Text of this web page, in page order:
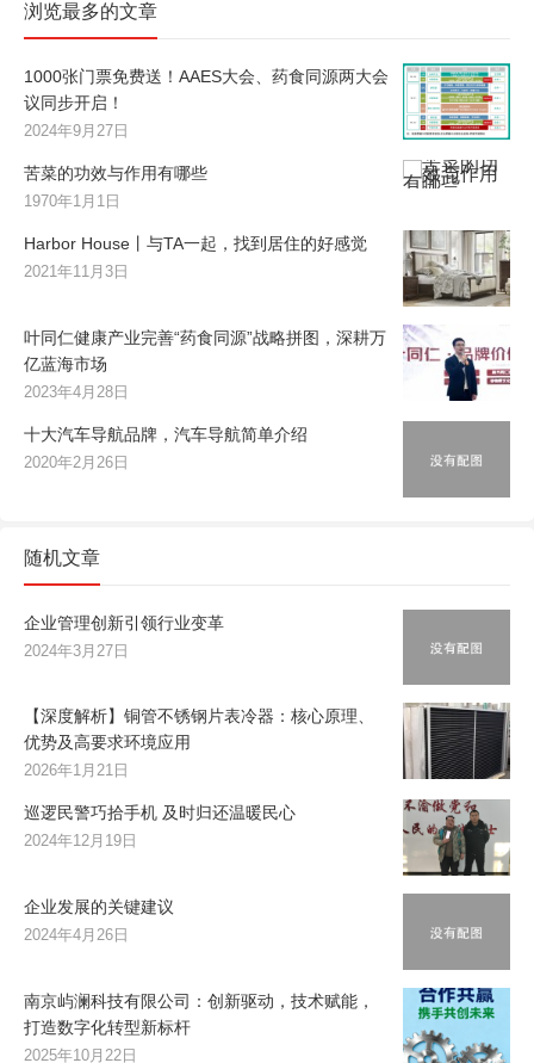
浏览最多的文章
1000张门票免费送！AAES大会、药食同源两大会
议同步开启！
2024年9月27日
苦菜的功效与作用有哪些
1970年1月1日
Harbor House丨与TA一起，找到居住的好感觉
2021年11月3日
叶同仁健康产业完善“药食同源”战略拼图，深耕万
亿蓝海市场
2023年4月28日
十大汽车导航品牌，汽车导航简单介绍
2020年2月26日
随机文章
企业管理创新引领行业变革
2024年3月27日
【深度解析】铜管不锈钢片表冷器：核心原理、
优势及高要求环境应用
2026年1月21日
巡逻民警巧拾手机 及时归还温暖民心
2024年12月19日
企业发展的关键建议
2024年4月26日
南京屿澜科技有限公司：创新驱动，技术赋能，
打造数字化转型新标杆
2025年10月22日